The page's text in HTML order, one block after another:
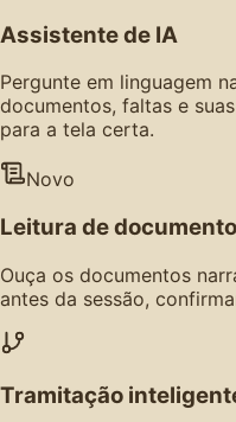
Assistente de IA
Pergunte em linguagem
documentos, faltas e
para a tela certa.
Novo
Leitura de
Ouça os documentos
antes da sessão,
Tramitação